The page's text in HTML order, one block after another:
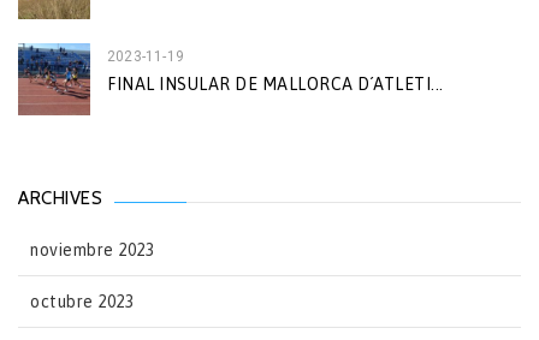
2023-11-19
FINAL INSULAR DE MALLORCA D´ATLETI...
ARCHIVES
noviembre 2023
octubre 2023